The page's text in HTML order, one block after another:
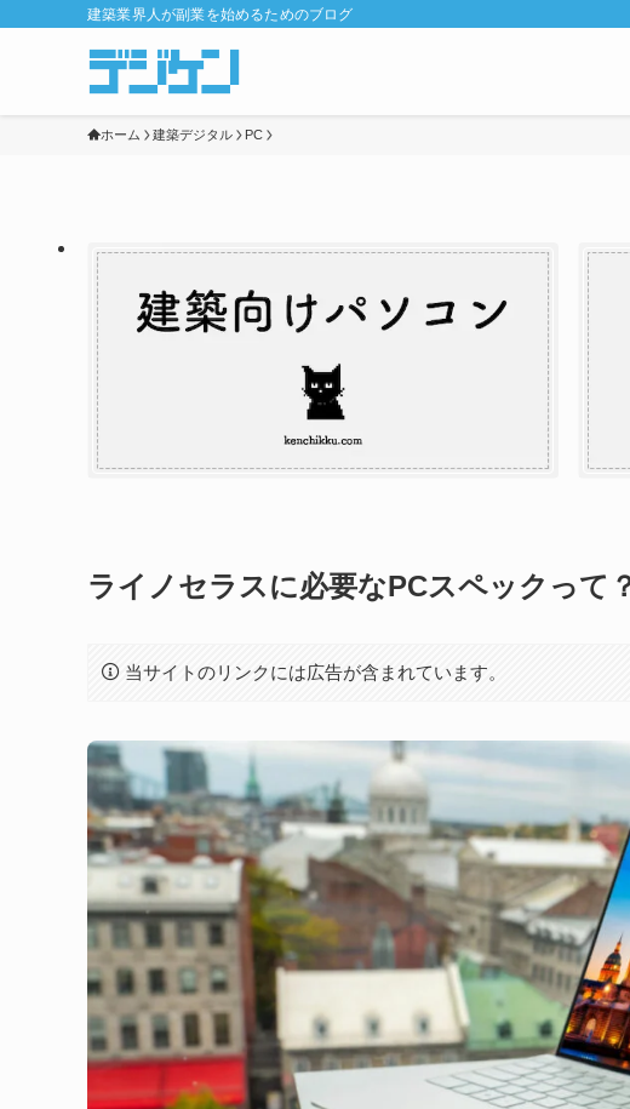
建築業界人が副業を始めるためのブログ
ホーム 建築デジタル PC
ライノセラスに必要なPCスペックって
当サイトのリンクには広告が含まれています。